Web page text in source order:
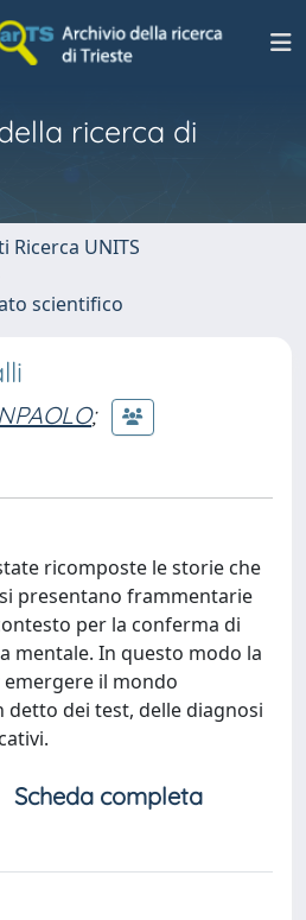
ricerca di
Ricerca UNITS
scientifico
;
ricomposte le storie che
presentano frammentarie
per la conferma di
mentale. In questo modo la
il mondo
detto dei test, delle diagnosi
Scheda completa